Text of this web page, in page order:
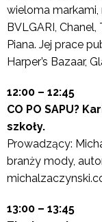
wieloma markami,
BVLGARI,
Piana. Jej prace
Harper’s Bazaar,
12:00 – 12:45
CO PO SAPU?
szkoły.
Prowadzący:
branży mody,
13:00 – 13:45